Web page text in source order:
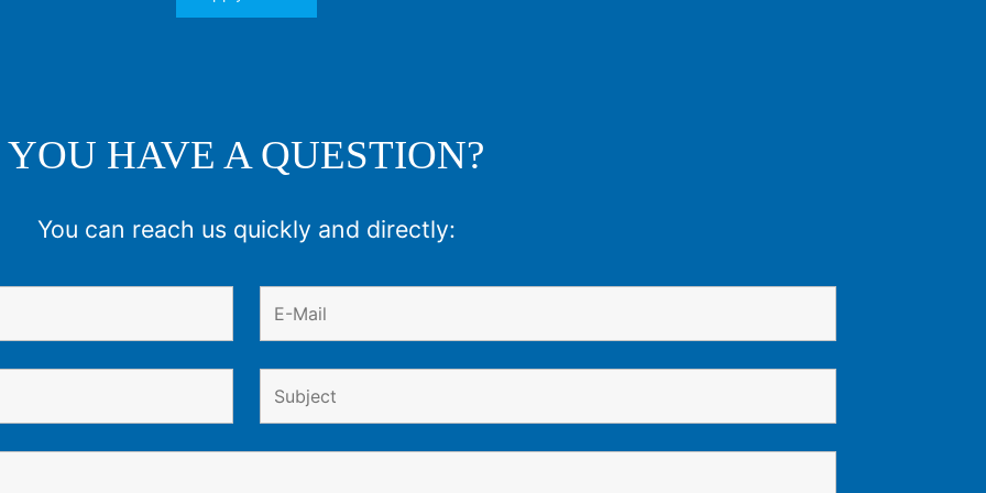
YOU HAVE A QUESTION?
You can reach us quickly and directly: